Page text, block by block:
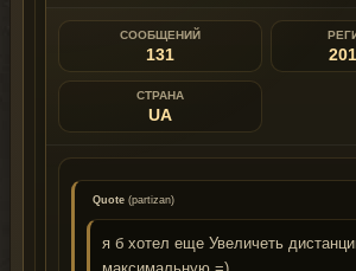
СООБЩЕНИЙ
131
СТРАНА
UA
Quote (partizan)
я б хотел еще Увеличеть
максимальную =)